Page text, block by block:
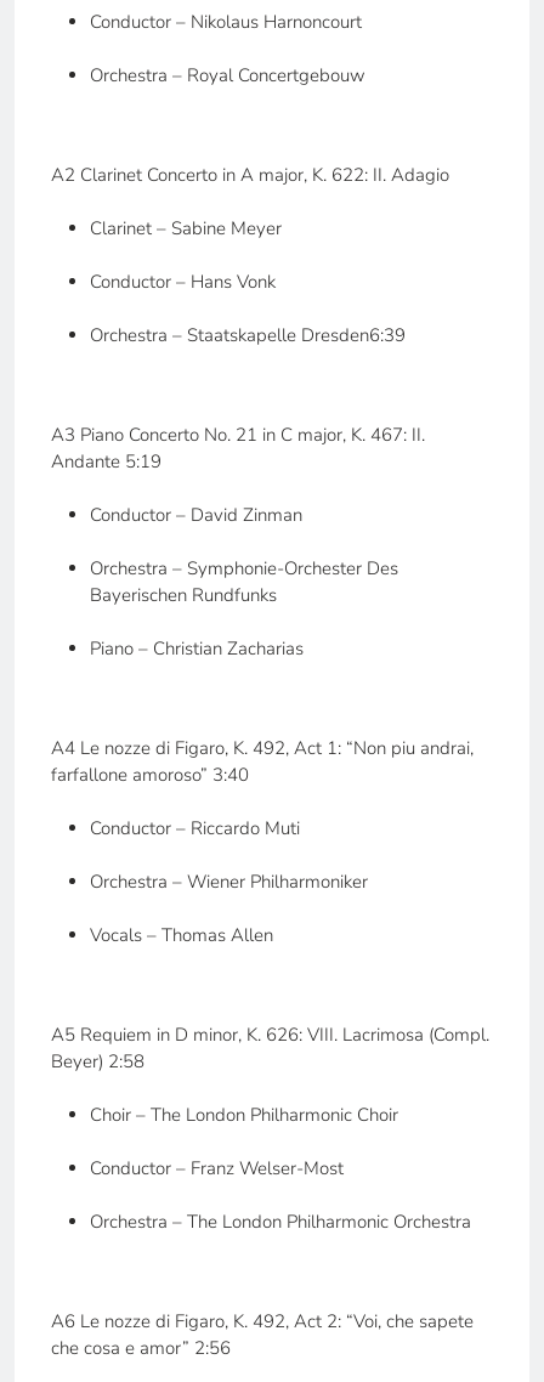
Conductor – Nikolaus Harnoncourt
Orchestra – Royal Concertgebouw
A2 Clarinet Concerto in A major, K. 622: II. Adagio
Clarinet – Sabine Meyer
Conductor – Hans Vonk
Orchestra – Staatskapelle Dresden6:39
A3 Piano Concerto No. 21 in C major, K. 467: II.
Andante 5:19
Conductor – David Zinman
Orchestra – Symphonie-Orchester Des
Bayerischen Rundfunks
Piano – Christian Zacharias
A4 Le nozze di Figaro, K. 492, Act 1: “Non piu andrai,
farfallone amoroso” 3:40
Conductor – Riccardo Muti
Orchestra – Wiener Philharmoniker
Vocals – Thomas Allen
A5 Requiem in D minor, K. 626: VIII. Lacrimosa (Compl.
Beyer) 2:58
Choir – The London Philharmonic Choir
Conductor – Franz Welser-Most
Orchestra – The London Philharmonic Orchestra
A6 Le nozze di Figaro, K. 492, Act 2: “Voi, che sapete
che cosa e amor” 2:56